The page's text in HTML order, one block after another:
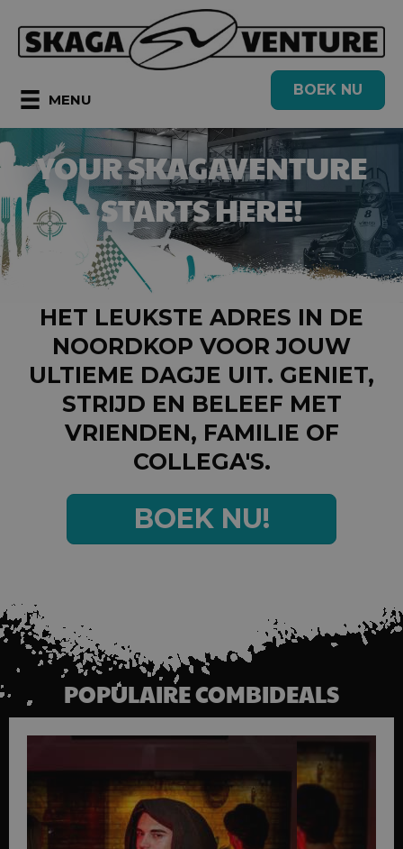
naar
inhoud MENU
BOEK NU
YOUR SKAGAVENTURE
STARTS HERE!
HET LEUKSTE ADRES IN DE
NOORDKOP VOOR JOUW
ULTIEME DAGJE UIT. GENIET,
STRIJD EN BELEEF MET
VRIENDEN, FAMILIE OF
COLLEGA'S.
BOEK NU!
POPULAIRE COMBIDEALS